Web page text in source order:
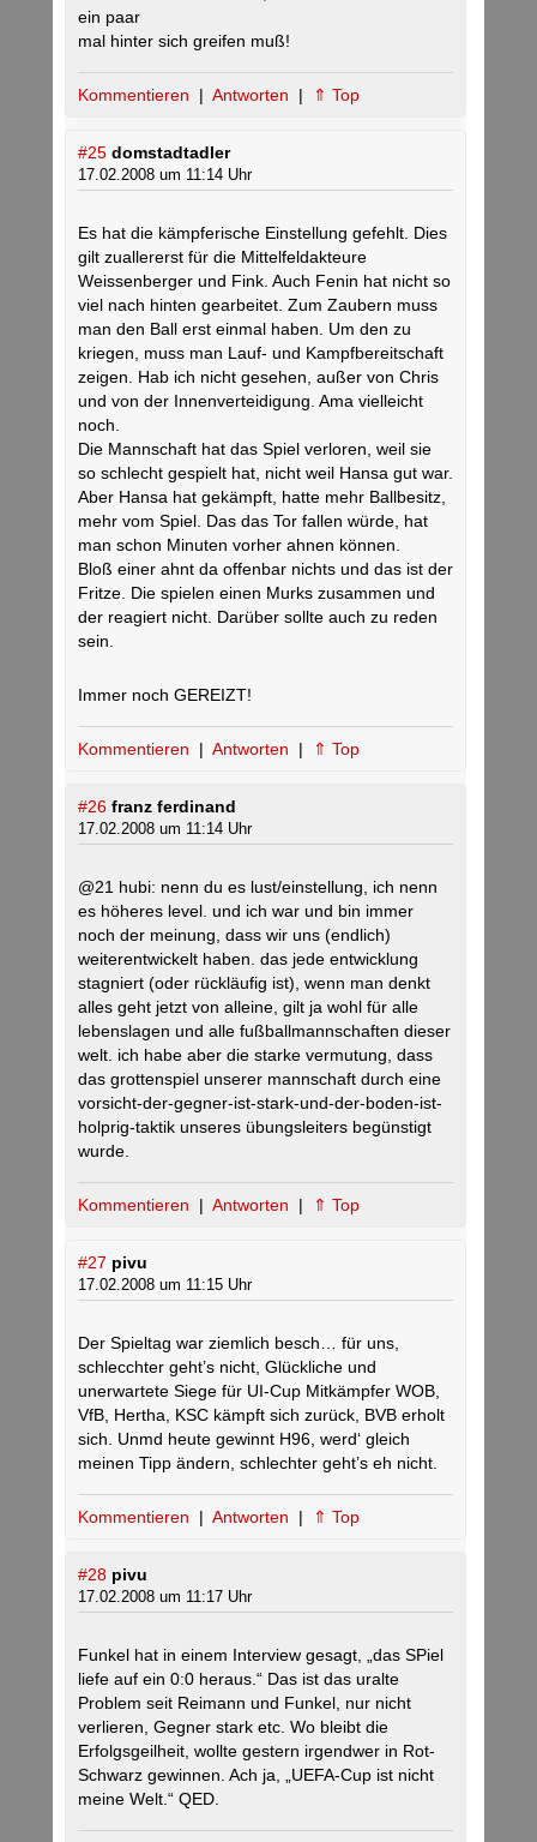
ein paar
mal hinter sich greifen muß!
Kommentieren | Antworten | ⇑ Top
#25 domstadtadler
17.02.2008 um 11:14 Uhr
Es hat die kämpferische Einstellung gefehlt. Dies
gilt zuallererst für die Mittelfeldakteure
Weissenberger und Fink. Auch Fenin hat nicht so
viel nach hinten gearbeitet. Zum Zaubern muss
man den Ball erst einmal haben. Um den zu
kriegen, muss man Lauf- und Kampfbereitschaft
zeigen. Hab ich nicht gesehen, außer von Chris
und von der Innenverteidigung. Ama vielleicht
noch.
Die Mannschaft hat das Spiel verloren, weil sie
so schlecht gespielt hat, nicht weil Hansa gut war.
Aber Hansa hat gekämpft, hatte mehr Ballbesitz,
mehr vom Spiel. Das das Tor fallen würde, hat
man schon Minuten vorher ahnen können.
Bloß einer ahnt da offenbar nichts und das ist der
Fritze. Die spielen einen Murks zusammen und
der reagiert nicht. Darüber sollte auch zu reden
sein.
Immer noch GEREIZT!
Kommentieren | Antworten | ⇑ Top
#26 franz ferdinand
17.02.2008 um 11:14 Uhr
@21 hubi: nenn du es lust/einstellung, ich nenn
es höheres level. und ich war und bin immer
noch der meinung, dass wir uns (endlich)
weiterentwickelt haben. das jede entwicklung
stagniert (oder rückläufig ist), wenn man denkt
alles geht jetzt von alleine, gilt ja wohl für alle
lebenslagen und alle fußballmannschaften dieser
welt. ich habe aber die starke vermutung, dass
das grottenspiel unserer mannschaft durch eine
vorsicht-der-gegner-ist-stark-und-der-boden-ist-
holprig-taktik unseres übungsleiters begünstigt
wurde.
Kommentieren | Antworten | ⇑ Top
#27 pivu
17.02.2008 um 11:15 Uhr
Der Spieltag war ziemlich besch… für uns,
schlecchter geht’s nicht, Glückliche und
unerwartete Siege für UI-Cup Mitkämpfer WOB,
VfB, Hertha, KSC kämpft sich zurück, BVB erholt
sich. Unmd heute gewinnt H96, werd‘ gleich
meinen Tipp ändern, schlechter geht’s eh nicht.
Kommentieren | Antworten | ⇑ Top
#28 pivu
17.02.2008 um 11:17 Uhr
Funkel hat in einem Interview gesagt, „das SPiel
liefe auf ein 0:0 heraus.“ Das ist das uralte
Problem seit Reimann und Funkel, nur nicht
verlieren, Gegner stark etc. Wo bleibt die
Erfolgsgeilheit, wollte gestern irgendwer in Rot-
Schwarz gewinnen. Ach ja, „UEFA-Cup ist nicht
meine Welt.“ QED.